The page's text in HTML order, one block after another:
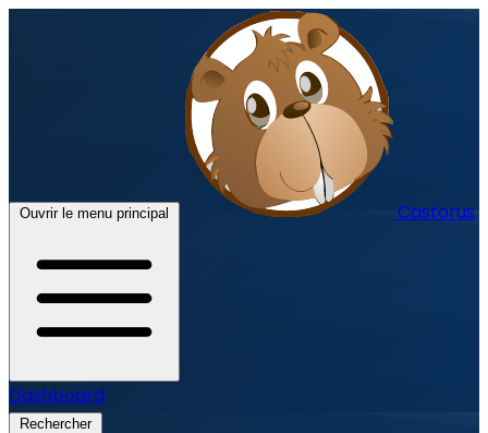
Ouvrir le menu principal Castorus
Dashboard
Rechercher